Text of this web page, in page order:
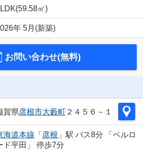
㎡)
年 5月(新築)
お問い合わせ(無料)
賀県彦根市大藪町２４５６－１
海道本線 「 彦根 」駅 バス8分 「ベルロ
ド平田」 停歩7分